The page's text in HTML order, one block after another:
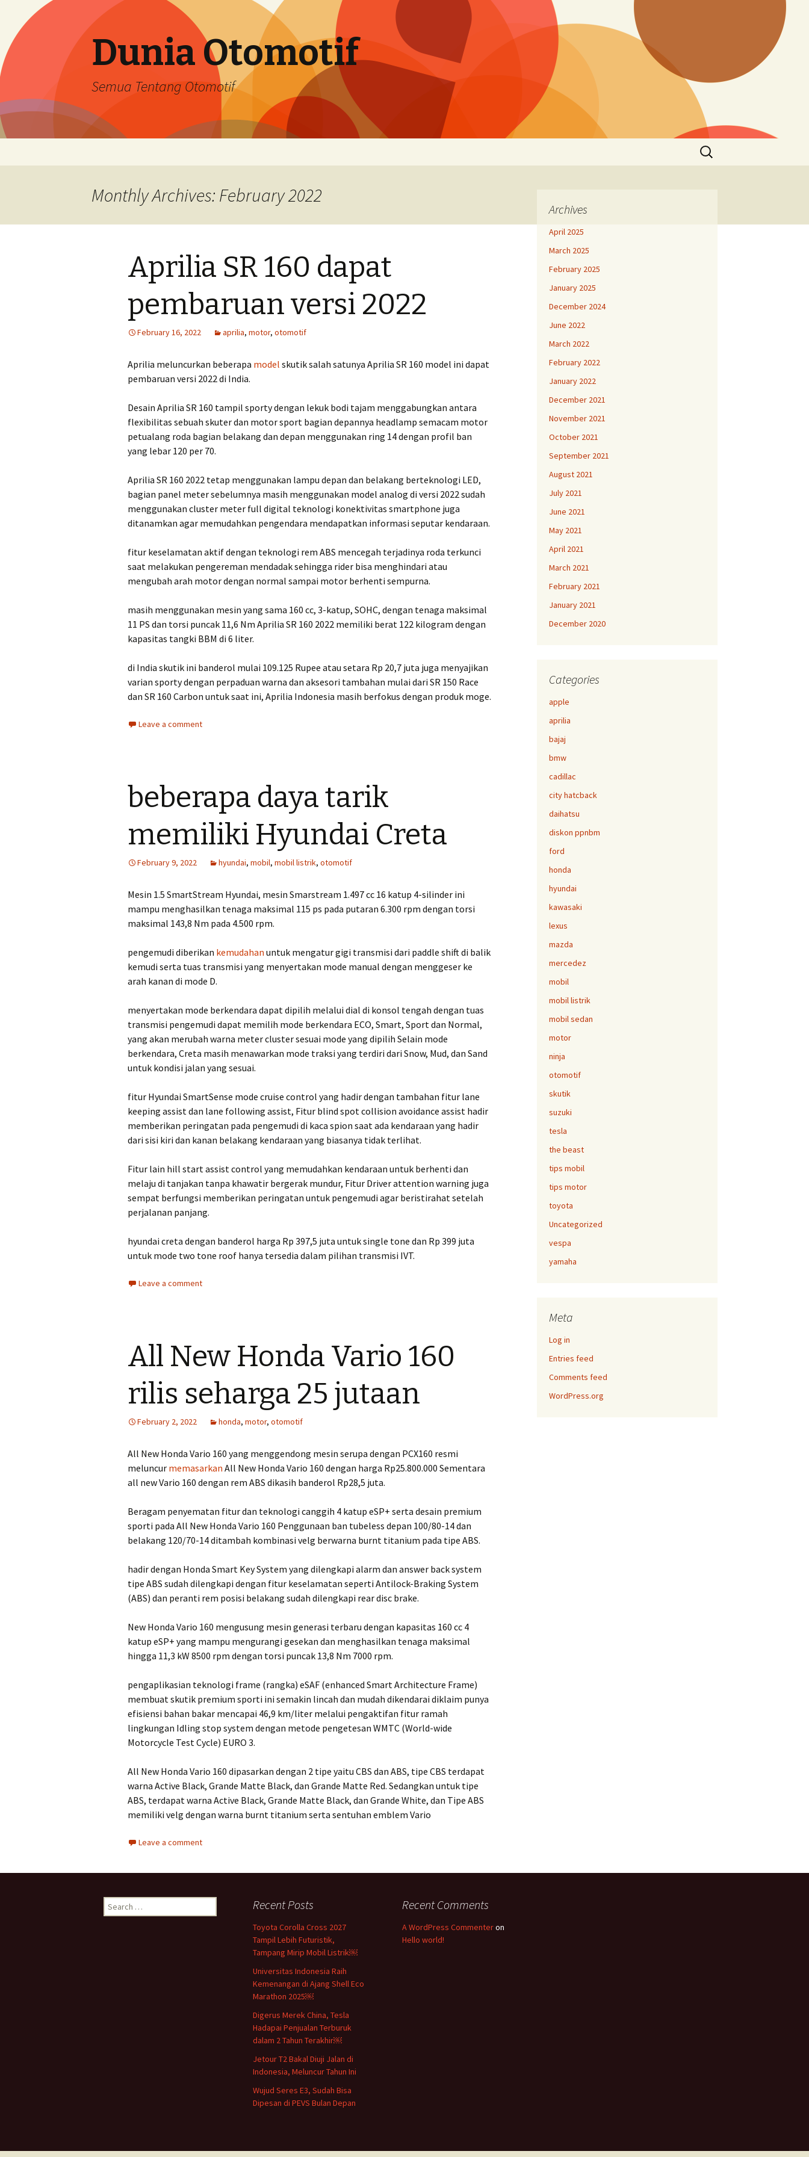
Dunia Otomotif
Semua Tentang Otomotif
Search
for:
Monthly Archives: February 2022
Aprilia SR 160 dapat
pembaruan versi 2022
February 16, 2022 aprilia, motor, otomotif
Aprilia meluncurkan beberapa model skutik salah satunya Aprilia SR 160 model ini dapat
pembaruan versi 2022 di India.
Desain Aprilia SR 160 tampil sporty dengan lekuk bodi tajam menggabungkan antara
flexibilitas sebuah skuter dan motor sport bagian depannya headlamp semacam motor
petualang roda bagian belakang dan depan menggunakan ring 14 dengan profil ban
yang lebar 120 per 70.
Aprilia SR 160 2022 tetap menggunakan lampu depan dan belakang berteknologi LED,
bagian panel meter sebelumnya masih menggunakan model analog di versi 2022 sudah
menggunakan cluster meter full digital teknologi konektivitas smartphone juga
ditanamkan agar memudahkan pengendara mendapatkan informasi seputar kendaraan.
fitur keselamatan aktif dengan teknologi rem ABS mencegah terjadinya roda terkunci
saat melakukan pengereman mendadak sehingga rider bisa menghindari atau
mengubah arah motor dengan normal sampai motor berhenti sempurna.
masih menggunakan mesin yang sama 160 cc, 3-katup, SOHC, dengan tenaga maksimal
11 PS dan torsi puncak 11,6 Nm Aprilia SR 160 2022 memiliki berat 122 kilogram dengan
kapasitas tangki BBM di 6 liter.
di India skutik ini banderol mulai 109.125 Rupee atau setara Rp 20,7 juta juga menyajikan
varian sporty dengan perpaduan warna dan aksesori tambahan mulai dari SR 150 Race
dan SR 160 Carbon untuk saat ini, Aprilia Indonesia masih berfokus dengan produk moge.
Leave a comment
beberapa daya tarik
memiliki Hyundai Creta
February 9, 2022 hyundai, mobil, mobil listrik, otomotif
Mesin 1.5 SmartStream Hyundai, mesin Smarstream 1.497 cc 16 katup 4-silinder ini
mampu menghasilkan tenaga maksimal 115 ps pada putaran 6.300 rpm dengan torsi
maksimal 143,8 Nm pada 4.500 rpm.
pengemudi diberikan kemudahan untuk mengatur gigi transmisi dari paddle shift di balik
kemudi serta tuas transmisi yang menyertakan mode manual dengan menggeser ke
arah kanan di mode D.
menyertakan mode berkendara dapat dipilih melalui dial di konsol tengah dengan tuas
transmisi pengemudi dapat memilih mode berkendara ECO, Smart, Sport dan Normal,
yang akan merubah warna meter cluster sesuai mode yang dipilih Selain mode
berkendara, Creta masih menawarkan mode traksi yang terdiri dari Snow, Mud, dan Sand
untuk kondisi jalan yang sesuai.
fitur Hyundai SmartSense mode cruise control yang hadir dengan tambahan fitur lane
keeping assist dan lane following assist, Fitur blind spot collision avoidance assist hadir
memberikan peringatan pada pengemudi di kaca spion saat ada kendaraan yang hadir
dari sisi kiri dan kanan belakang kendaraan yang biasanya tidak terlihat.
Fitur lain hill start assist control yang memudahkan kendaraan untuk berhenti dan
melaju di tanjakan tanpa khawatir bergerak mundur, Fitur Driver attention warning juga
sempat berfungsi memberikan peringatan untuk pengemudi agar beristirahat setelah
perjalanan panjang.
hyundai creta dengan banderol harga Rp 397,5 juta untuk single tone dan Rp 399 juta
untuk mode two tone roof hanya tersedia dalam pilihan transmisi IVT.
Leave a comment
All New Honda Vario 160
rilis seharga 25 jutaan
February 2, 2022 honda, motor, otomotif
All New Honda Vario 160 yang menggendong mesin serupa dengan PCX160 resmi
meluncur memasarkan All New Honda Vario 160 dengan harga Rp25.800.000 Sementara
all new Vario 160 dengan rem ABS dikasih banderol Rp28,5 juta.
Beragam penyematan fitur dan teknologi canggih 4 katup eSP+ serta desain premium
sporti pada All New Honda Vario 160 Penggunaan ban tubeless depan 100/80-14 dan
belakang 120/70-14 ditambah kombinasi velg berwarna burnt titanium pada tipe ABS.
hadir dengan Honda Smart Key System yang dilengkapi alarm dan answer back system
tipe ABS sudah dilengkapi dengan fitur keselamatan seperti Antilock-Braking System
(ABS) dan peranti rem posisi belakang sudah dilengkapi rear disc brake.
New Honda Vario 160 mengusung mesin generasi terbaru dengan kapasitas 160 cc 4
katup eSP+ yang mampu mengurangi gesekan dan menghasilkan tenaga maksimal
hingga 11,3 kW 8500 rpm dengan torsi puncak 13,8 Nm 7000 rpm.
pengaplikasian teknologi frame (rangka) eSAF (enhanced Smart Architecture Frame)
membuat skutik premium sporti ini semakin lincah dan mudah dikendarai diklaim punya
efisiensi bahan bakar mencapai 46,9 km/liter melalui pengaktifan fitur ramah
lingkungan Idling stop system dengan metode pengetesan WMTC (World-wide
Motorcycle Test Cycle) EURO 3.
All New Honda Vario 160 dipasarkan dengan 2 tipe yaitu CBS dan ABS, tipe CBS terdapat
warna Active Black, Grande Matte Black, dan Grande Matte Red. Sedangkan untuk tipe
ABS, terdapat warna Active Black, Grande Matte Black, dan Grande White, dan Tipe ABS
memiliki velg dengan warna burnt titanium serta sentuhan emblem Vario
Leave a comment
Archives
April 2025
March 2025
February 2025
January 2025
December 2024
June 2022
March 2022
February 2022
January 2022
December 2021
November 2021
October 2021
September 2021
August 2021
July 2021
June 2021
May 2021
April 2021
March 2021
February 2021
January 2021
December 2020
Categories
apple
aprilia
bajaj
bmw
cadillac
city hatcback
daihatsu
diskon ppnbm
ford
honda
hyundai
kawasaki
lexus
mazda
mercedez
mobil
mobil listrik
mobil sedan
motor
ninja
otomotif
skutik
suzuki
tesla
the beast
tips mobil
tips motor
toyota
Uncategorized
vespa
yamaha
Meta
Log in
Entries feed
Comments feed
WordPress.org
Search
for:
Recent Posts
Toyota Corolla Cross 2027
Tampil Lebih Futuristik,
Tampang Mirip Mobil Listrik￼
Universitas Indonesia Raih
Kemenangan di Ajang Shell Eco
Marathon 2025￼
Digerus Merek China, Tesla
Hadapai Penjualan Terburuk
dalam 2 Tahun Terakhir￼
Jetour T2 Bakal Diuji Jalan di
Indonesia, Meluncur Tahun Ini
Wujud Seres E3, Sudah Bisa
Dipesan di PEVS Bulan Depan
Recent Comments
A WordPress Commenteron
Hello world!